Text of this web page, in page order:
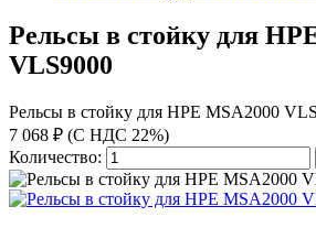
Рельсы в стойку для
VLS9000
Рельсы в стойку для HPE MSA2000
7 068 ₽ (С НДС 22%)
Количество: